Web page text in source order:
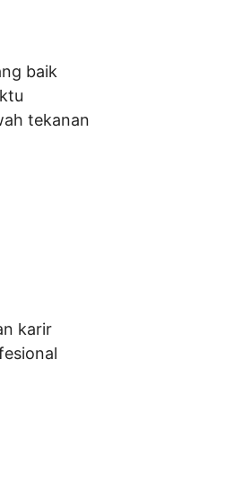
baik
tekanan
karir